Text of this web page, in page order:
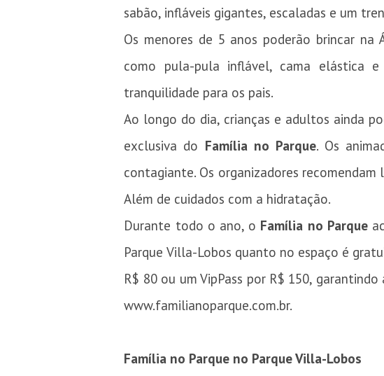
sabão, infláveis gigantes, escaladas e um
Os menores de 5 anos poderão brincar na
como pula-pula inflável, cama elástica e
tranquilidade para os pais.
Ao longo do dia, crianças e adultos ainda
exclusiva do Família no Parque. Os
contagiante. Os organizadores
Além de cuidados com a hidratação.
Durante todo o ano, o Família no Parque
Parque Villa-Lobos quanto no espaço é
R$ 80 ou um VipPass por R$ 150,
www.familianoparque.com.br.
Família no Parque no Parque Villa-Lobos